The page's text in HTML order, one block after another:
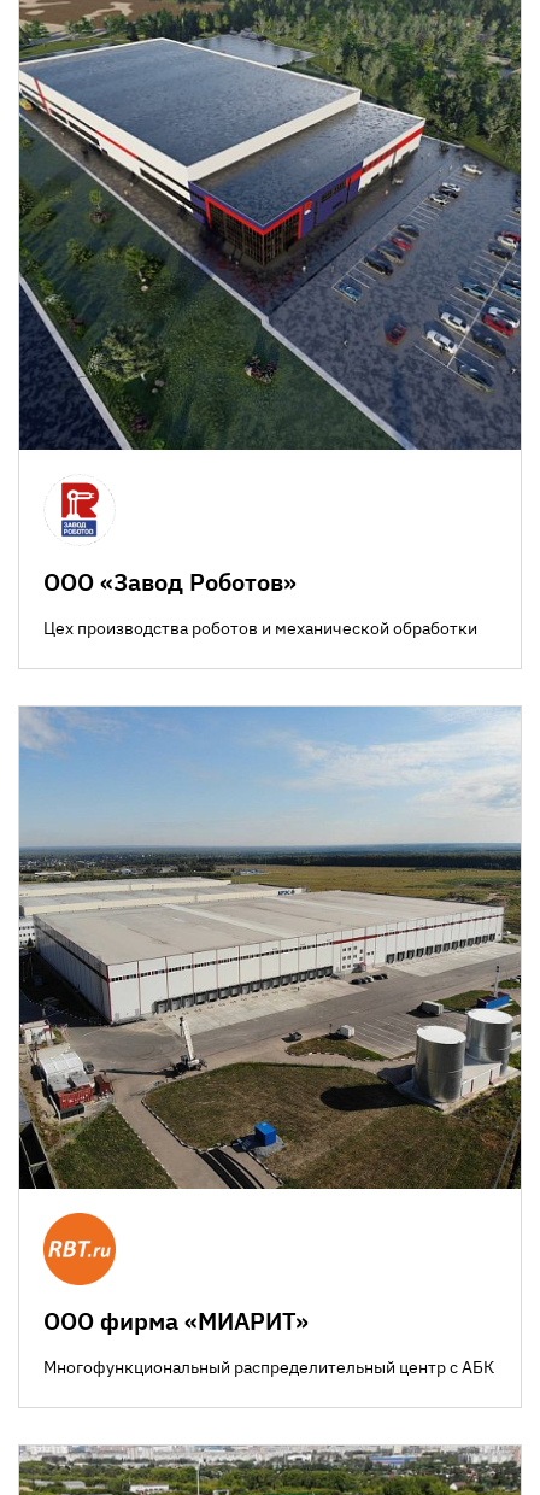
ООО «Завод Роботов»
Цех производства роботов и механической обработки
ООО фирма «МИАРИТ»
Многофункциональный распределительный центр с АБК